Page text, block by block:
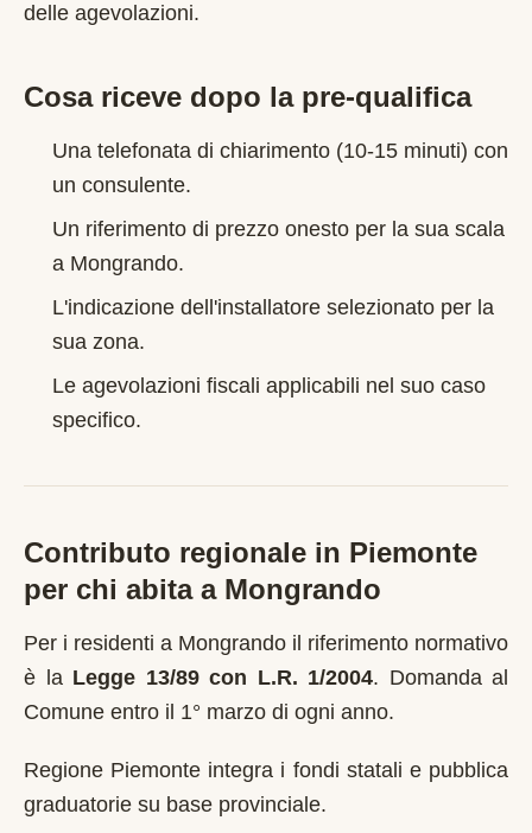
delle agevolazioni.
Cosa riceve dopo la pre-qualifica
Una telefonata di chiarimento (10-15 minuti) con
un consulente.
Un riferimento di prezzo onesto per la sua scala
a Mongrando.
L'indicazione dell'installatore selezionato per la
sua zona.
Le agevolazioni fiscali applicabili nel suo caso
specifico.
Contributo regionale in Piemonte
per chi abita a Mongrando
Per i residenti a Mongrando il riferimento normativo
è la Legge 13/89 con L.R. 1/2004. Domanda al
Comune entro il 1° marzo di ogni anno.
Regione Piemonte integra i fondi statali e pubblica
graduatorie su base provinciale.